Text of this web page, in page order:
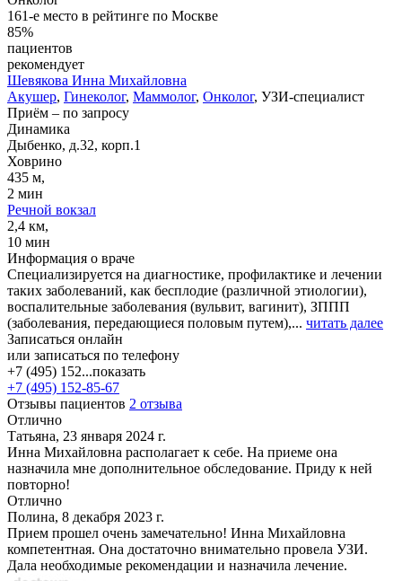
161-е место в рейтинге по Москве
85%
пациентов
рекомендует
Шевякова Инна Михайловна
Акушер, Гинеколог, Маммолог, Онколог, УЗИ-специалист
Приём – по запросу
Динамика
Дыбенко, д.32, корп.1
Ховрино
435 м,
2 мин
Речной вокзал
2,4 км,
10 мин
Информация о враче
Специализируется на диагностике, профилактике и лечении
таких заболеваний, как бесплодие (различной этиологии),
воспалительные заболевания (вульвит, вагинит), ЗППП
(заболевания, передающиеся половым путем),... читать далее
Записаться онлайн
или записаться по телефону
+7 (495) 152...показать
+7 (495) 152-85-67
Отзывы пациентов 2 отзыва
Отлично
Татьяна, 23 января 2024 г.
Инна Михайловна располагает к себе. На приеме она
назначила мне дополнительное обследование. Приду к ней
повторно!
Отлично
Полина, 8 декабря 2023 г.
Прием прошел очень замечательно! Инна Михайловна
компетентная. Она достаточно внимательно провела УЗИ.
Дала необходимые рекомендации и назначила лечение.